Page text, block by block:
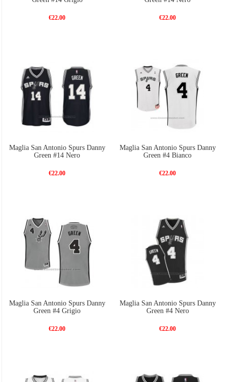
€22.00 €22.00
Maglia San Antonio Spurs Danny
Green #14 Nero
€22.00
Maglia San Antonio Spurs Danny
Green #4 Bianco
€22.00
Maglia San Antonio Spurs Danny
Green #4 Grigio
€22.00
Maglia San Antonio Spurs Danny
Green #4 Nero
€22.00